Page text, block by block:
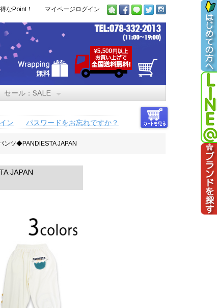
なPoint！ マイページログイン
セール：SALE
ン パスワードをお忘れですか？
ンツ◆PANDIESTA JAPAN
JAPAN